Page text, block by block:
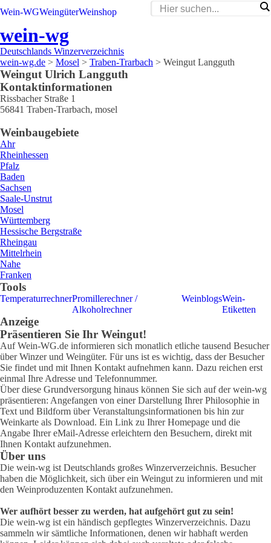
Wein-WGWeingüterWeinshop
wein-wg
Deutschlands Winzerverzeichnis
wein-wg.de > Mosel > Traben-Trarbach > Weingut Langguth
Weingut Ulrich Langguth
Kontaktinformationen
Rissbacher Straße 1
56841 Traben-Trarbach, mosel
Weinbaugebiete
Ahr
Rheinhessen
Pfalz
Baden
Sachsen
Saale-Unstrut
Mosel
Württemberg
Hessische Bergstraße
Rheingau
Mittelrhein
Nahe
Franken
Tools
TemperaturrechnerPromillerechner /
Alkoholrechner
WeinblogsWein-
Etiketten
Anzeige
Präsentieren Sie Ihr Weingut!
Auf Wein-WG.de informieren sich monatlich etliche tausend Besucher
über Winzer und Weingüter. Für uns ist es wichtig, dass der Besucher
Sie findet und mit Ihnen Kontakt aufnehmen kann. Dazu reichen erst
einmal Ihre Adresse und Telefonnummer.
Über diese Grundversorgung hinaus können Sie sich auf der wein-wg
präsentieren: Angefangen von einer Darstellung Ihrer Philosophie in
Text und Bildform über Veranstaltungsinformationen bis hin zur
Weinkarte als Download. Ein Link zu Ihrer Homepage und die
Angabe Ihrer eMail-Adresse erleichtern den Besuchern, direkt mit
Ihnen Kontakt aufzunehmen.
Über uns
Die wein-wg ist Deutschlands großes Winzerverzeichnis. Besucher
haben die Möglichkeit, sich über ein Weingut zu informieren und mit
den Weinproduzenten Kontakt aufzunehmen.
Wer aufhört besser zu werden, hat aufgehört gut zu sein!
Die wein-wg ist ein händisch gepflegtes Winzerverzeichnis. Dazu
sammeln wir sämtliche Informationen, denen wir habhaft werden